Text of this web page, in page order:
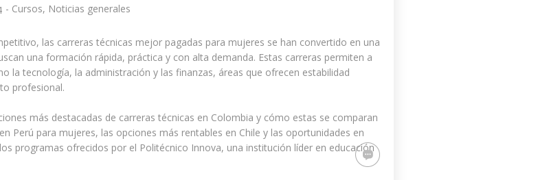
- Cursos, Noticias generales
las carreras técnicas mejor pagadas para mujeres se han convertido en una
una formación rápida, práctica y con alta demanda. Estas carreras permiten a
la tecnología, la administración y las finanzas, áreas que ofrecen estabilidad
profesional.
más destacadas de carreras técnicas en Colombia y cómo estas se comparan
Perú para mujeres, las opciones más rentables en Chile y las oportunidades en
programas ofrecidos por el Politécnico Innova, una institución líder en educación